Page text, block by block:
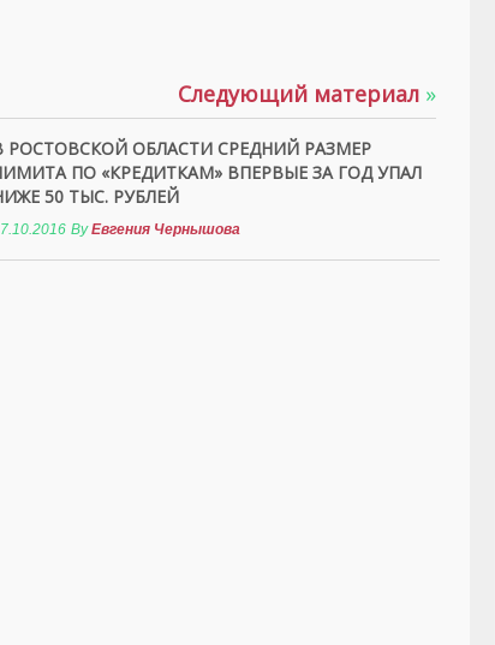
Следующий материал »
РОСТОВСКОЙ ОБЛАСТИ СРЕДНИЙ РАЗМЕР
ПО «КРЕДИТКАМ» ВПЕРВЫЕ ЗА ГОД УПАЛ
50 ТЫС. РУБЛЕЙ
ByЕвгения Чернышова